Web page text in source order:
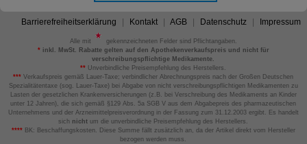
Barrierefreiheitserklärung Kontakt AGB Datenschutz Impressum
Alle mit
gekennzeichneten Felder sind Pflichtangaben.
*inkl. MwSt. Rabatte gelten auf den Apothekenverkaufspreis und nicht für
verschreibungspflichtige Medikamente.
** Unverbindliche Preisempfehlung des Herstellers.
*** Verkaufspreis gemäß Lauer-Taxe; verbindlicher Abrechnungspreis nach der Großen Deutschen
Spezialitätentaxe (sog. Lauer-Taxe) bei Abgabe von nicht verschreibungspflichtigen Medikamenten zu
Lasten der gesetzlichen Krankenversicherungen (z.B. bei Verschreibung des Medikaments an Kinder
unter 12 Jahren), die sich gemäß §129 Abs. 5a SGB V aus dem Abgabepreis des pharmazeutischen
Unternehmens und der Arzneimittelpreisverordnung in der Fassung zum 31.12.2003 ergibt. Es handelt
sich nicht um die unverbindliche Preisempfehlung des Herstellers.
****BK: Beschaffungskosten. Diese Summe fällt zusätzlich an, da der Artikel direkt vom Hersteller
bezogen werden muss.